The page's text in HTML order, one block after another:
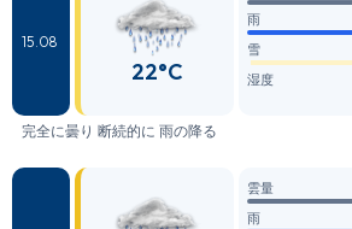
15.08
22°C
雨
雪
湿度
完全に曇り 断続的に 雨の降る
雲量
雨